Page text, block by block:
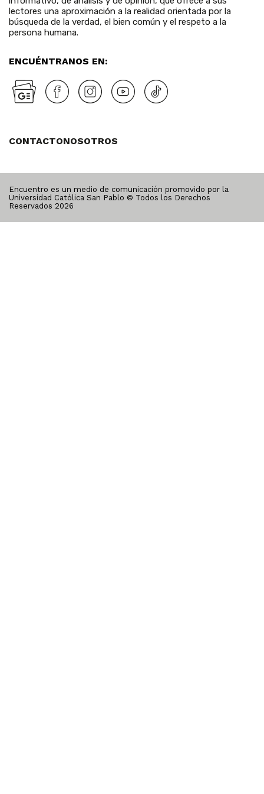
lectores una aproximación a la realidad orientada por la
búsqueda de la verdad, el bien común y el respeto a la
persona humana.
ENCUÉNTRANOS EN:
CONTACTONOSOTROS
Encuentro es un medio de comunicación promovido por la
Universidad Católica San Pablo © Todos los Derechos
Reservados 2026